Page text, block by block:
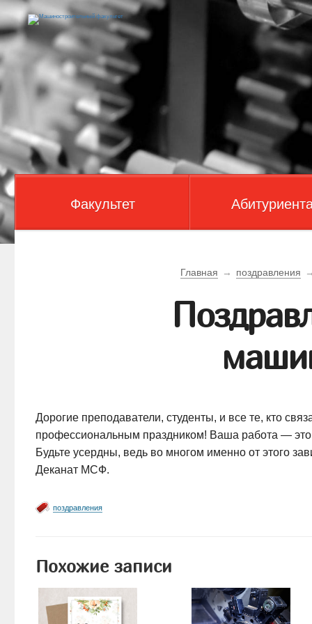
Факультет
Главная → поздравления
Дорогие преподаватели, студенты, и все те, кто
профессиональным праздником! Ваша работа — это
Будьте усердны, ведь во многом именно от этого
Деканат МСФ.
поздравления
Похожие записи